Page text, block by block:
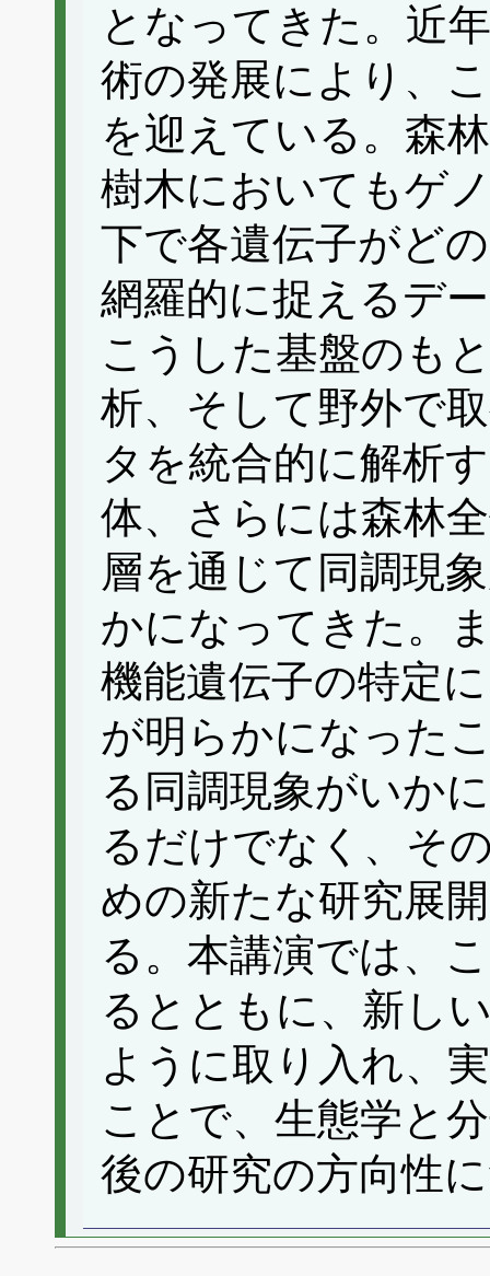
となってきた。近
術の発展により、
を迎えている。森
樹木においてもゲ
下で各遺伝子がど
網羅的に捉えるデ
こうした基盤のも
析、そして野外で
タを統合的に解析
体、さらには森林
層を通じて同調現
かになってきた。
機能遺伝子の特定
が明らかになった
る同調現象がいか
るだけでなく、そ
めの新たな研究展
る。本講演では、
るとともに、新し
ように取り入れ、
ことで、生態学と
後の研究の方向性